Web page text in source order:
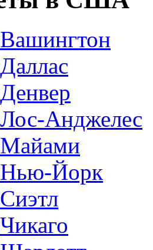
Вашингтон
Даллас
Денвер
Лос-Анджелес
Майами
Нью-Йорк
Сиэтл
Чикаго